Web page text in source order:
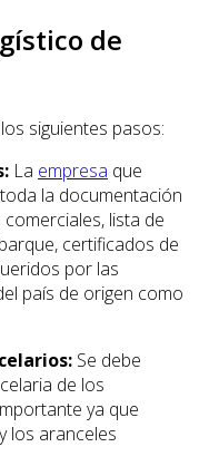
de
siguientes pasos:
La empresa que
la documentación
lista de
certificados de
por las
país de origen como
Se debe
de los
ya que
los aranceles